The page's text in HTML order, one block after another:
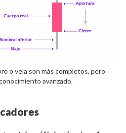
o vela son más completos, pero
avanzado.